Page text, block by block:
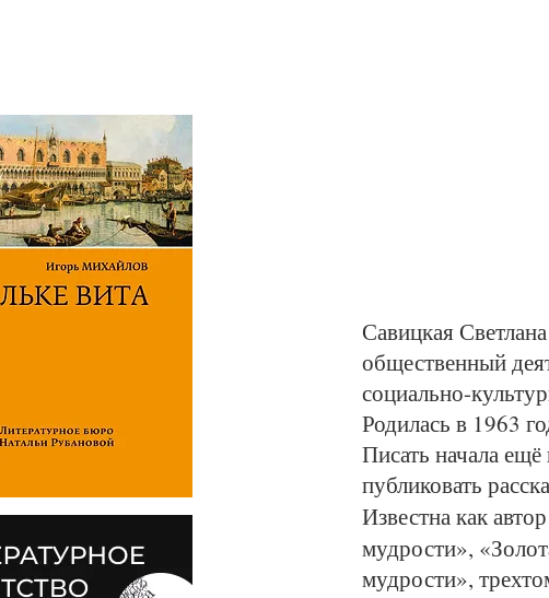
Савицкая
общественный
социально-
Родилась в 1963
Писать начала
публиковать
Известна как
мудрости»,
мудрости»,